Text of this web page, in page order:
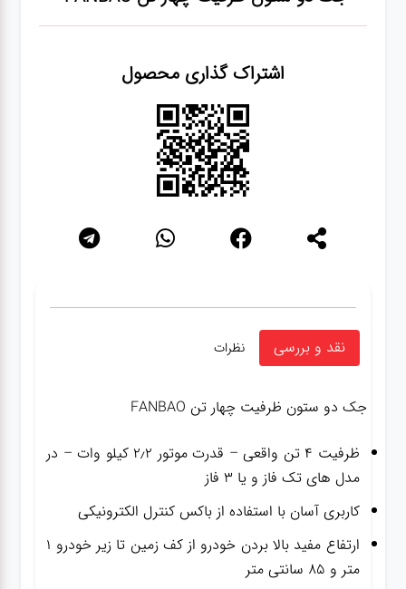
اشتراک گذاری محصول
نقد و بررسی نظرات
جک دو ستون ظرفیت چهار تن FANBAO
ظرفیت ۴ تن واقعی – قدرت موتور ۲٫۲ کیلو وات – در
مدل های تک فاز و یا ۳ فاز
کاربری آسان با استفاده از باکس کنترل الکترونیکی
ارتفاع مفید بالا بردن خودرو از کف زمین تا زیر خودرو ۱
متر و ۸۵ سانتی متر